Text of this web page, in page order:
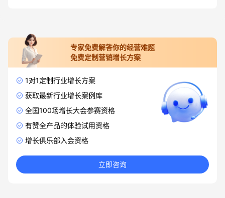
专家免费解答你的经营难题
免费定制营销增长方案
1对1定制行业增长方案
获取最新行业增长案例库
全国100场增长大会参赛资格
有赞全产品的体验试用资格
增长俱乐部入会资格
立即咨询